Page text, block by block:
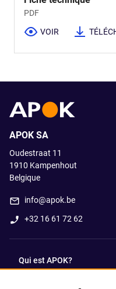
PDF
VOIR
APOK SA
Oudestraat 11
1910 Kampenhout
Belgique
info@apok.be
+32 16 61 72 62
Qui est APOK?